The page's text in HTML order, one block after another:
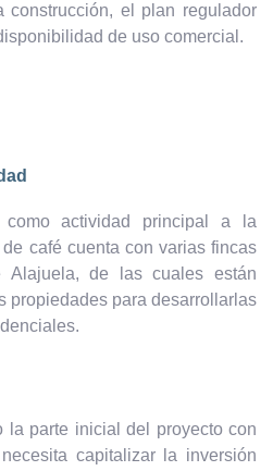
el plan regulador
de uso comercial.
actividad principal a la
café cuenta con varias fincas
Alajuela, de las cuales están
propiedades para desarrollarlas
la parte inicial del proyecto con
capitalizar la inversión